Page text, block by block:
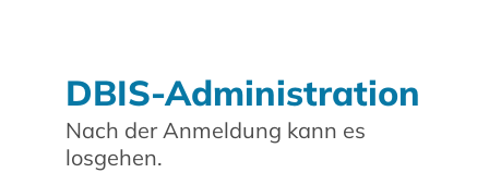
DBIS-Administration
Nach der Anmeldung kann es
losgehen.